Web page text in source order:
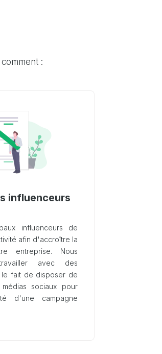
:
influenceurs
influenceurs de
afin d'accroître la
entreprise. Nous
avec des
le fait de disposer de
sociaux pour
d'une campagne